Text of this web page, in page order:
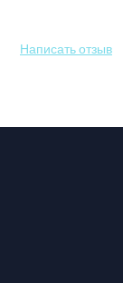
Написать отзыв